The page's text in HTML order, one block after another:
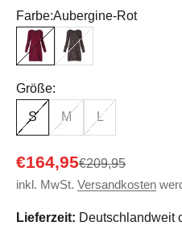
Farbe:Aubergine-Rot
Aubergine-RotSchwarz-Grau
Größe:
S M L
Angebot
€164,95Regulärer Preis
€209,95
inkl. MwSt. Versandkosten
Lieferzeit: Deutschlandweit